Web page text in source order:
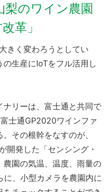
梨のワイン農園
革」
きく変わろうとしてい
生産にIoTをフル活用し
リーは、富士通と共同で
士通GP2020ワインファ
その根幹をなすのが、
開発した「センシング・
園の気温、温度、雨量の
、小型カメラを農園内に